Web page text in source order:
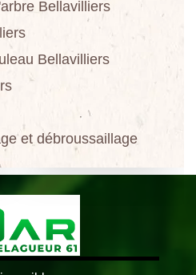
Bellavilliers
Bellavilliers
et débroussaillage